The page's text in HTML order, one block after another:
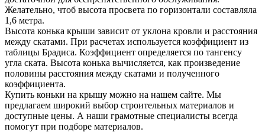
Желательно, чтоб высота просвета по горизонтали составляла
1,6 метра.
Высота конька крыши зависит от уклона кровли и расстояния
между скатами. При расчетах используется коэффициент из
таблицы Брадиса. Коэффициент определяется по тангенсу
угла ската. Высота конька вычисляется, как произведение
половины расстояния между скатами и полученного
коэффициента.
Купить коньки на крышу можно на нашем сайте. Мы
предлагаем широкий выбор строительных материалов и
доступные цены. А наши грамотные специалисты всегда
помогут при подборе материалов.